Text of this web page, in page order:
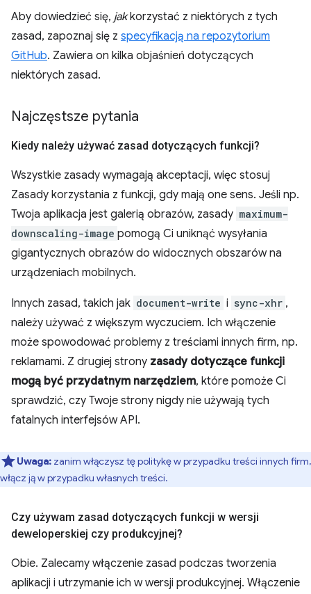
Aby dowiedzieć się, jakkorzystać z niektórych z tych
zasad, zapoznaj się z specyfikacją na repozytorium
GitHub. Zawiera on kilka objaśnień dotyczących
niektórych zasad.
Najczęstsze pytania
Kiedy należy używać zasad dotyczących funkcji?
Wszystkie zasady wymagają akceptacji, więc stosuj
Zasady korzystania z funkcji, gdy mają one sens. Jeśli np.
Twoja aplikacja jest galerią obrazów, zasady maximum-
downscaling-image pomogą Ci uniknąć wysyłania
gigantycznych obrazów do widocznych obszarów na
urządzeniach mobilnych.
Innych zasad, takich jak document-write i sync-xhr ,
należy używać z większym wyczuciem. Ich włączenie
może spowodować problemy z treściami innych firm, np.
reklamami. Z drugiej strony zasady dotyczące funkcji
mogą być przydatnym narzędziem, które pomoże Ci
sprawdzić, czy Twoje strony nigdy nie używają tych
fatalnych interfejsów API.
Uwaga: zanim włączysz tę politykę w przypadku treści innych firm,
włącz ją w przypadku własnych treści.
Czy używam zasad dotyczących funkcji w wersji
deweloperskiej czy produkcyjnej?
Obie. Zalecamy włączenie zasad podczas tworzenia
aplikacji i utrzymanie ich w wersji produkcyjnej. Włączenie